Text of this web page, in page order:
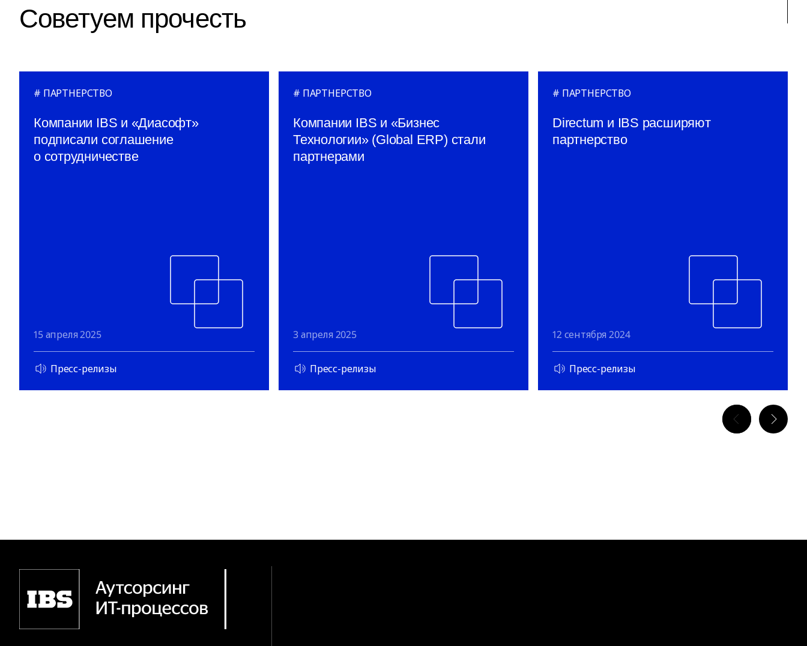
Советуем прочесть
ПАРТНЕРСТВО
Компании IBS и «Диасофт»
подписали соглашение
о сотрудничестве
15 апреля 2025
Пресс-релизы
ПАРТНЕРСТВО
Компании IBS и «Бизнес
Технологии» (Global ERP) стали
партнерами
3 апреля 2025
Пресс-релизы
ПАРТНЕРСТВО
Directum и IBS расширяют
партнерство
12 сентября 2024
Пресс-релизы